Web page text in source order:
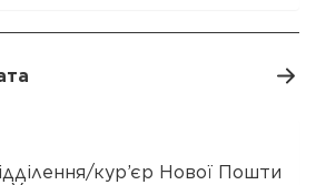
кур’єр Нової Пошти